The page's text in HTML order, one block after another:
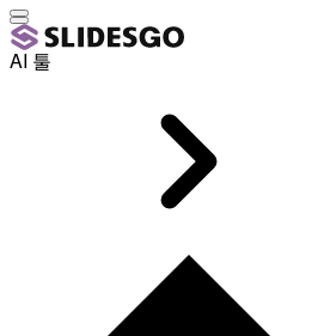
AI 툴